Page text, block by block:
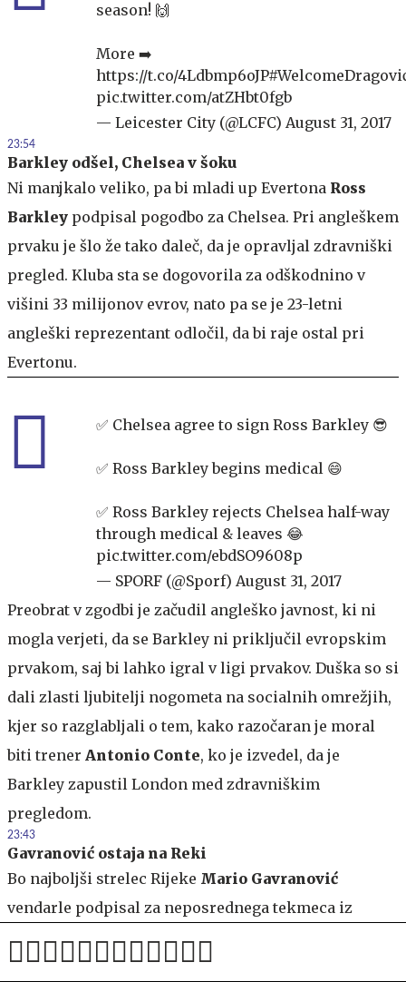
season! 🙌
More ➡️
https://t.co/4Ldbmp6oJP
pic.twitter.com/atZHbt0fgb
— Leicester City (@LCFC) August 31, 2017
23:54
Barkley odšel, Chelsea v šoku
Ni manjkalo veliko, pa bi mladi up Evertona Ross
Barkley podpisal pogodbo za Chelsea. Pri angleškem
prvaku je šlo že tako daleč, da je opravljal zdravniški
pregled. Kluba sta se dogovorila za odškodnino v
višini 33 milijonov evrov, nato pa se je 23-letni
angleški reprezentant odločil, da bi raje ostal pri
Evertonu.
✅ Chelsea agree to sign Ross Barkley 😎
✅ Ross Barkley begins medical 😄
✅ Ross Barkley rejects Chelsea half-way
through medical & leaves 😂
pic.twitter.com/ebdSO9608p
— SPORF (@Sporf) August 31, 2017
Preobrat v zgodbi je začudil angleško javnost, ki ni
mogla verjeti, da se Barkley ni priključil evropskim
prvakom, saj bi lahko igral v ligi prvakov. Duška so si
dali zlasti ljubitelji nogometa na socialnih omrežjih,
kjer so razglabljali o tem, kako razočaran je moral
biti trener Antonio Conte, ko je izvedel, da je
Barkley zapustil London med zdravniškim
pregledom.
23:43
Gavranović ostaja na Reki
Bo najboljši strelec Rijeke Mario Gavranović
vendarle podpisal za neposrednega tekmeca iz
hrvaške prestolnice in postal napadalec zagrebškega
Dinama? Danes še ne. Hrvaški športni dnevnik